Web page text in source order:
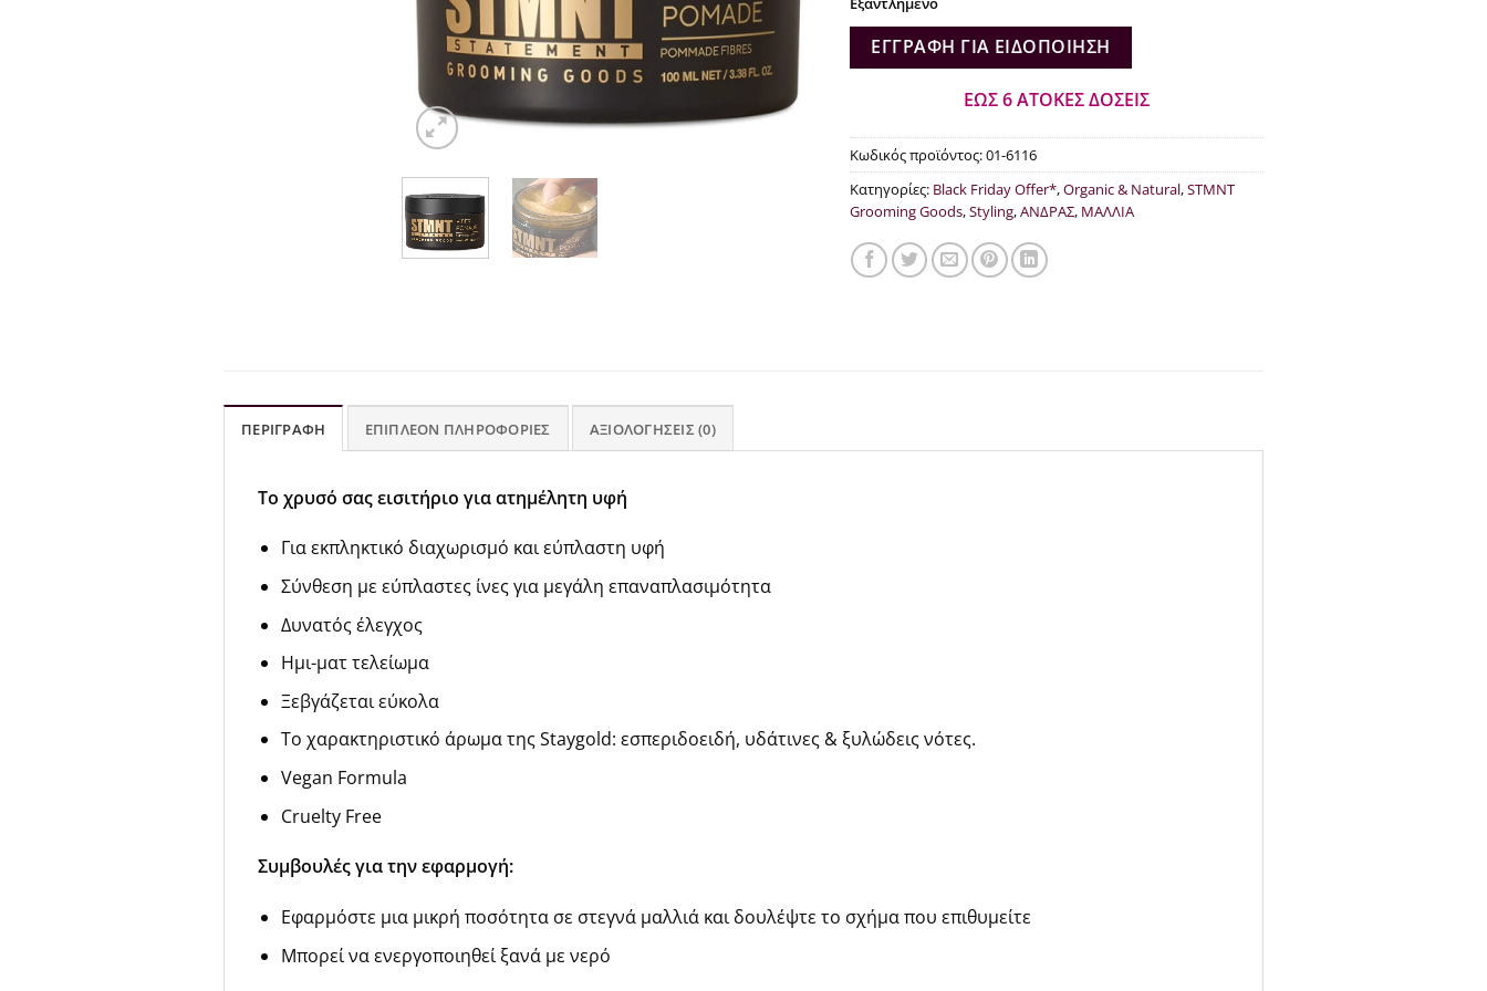
ΕΓΓΡΑΦΉ ΓΙΑ ΕΙΔΟΠΟΊΗΣΗ
ΕΩΣ 6 ΑΤΟΚΕΣ ΔΟΣΕΙΣ
Κωδικός προϊόντος:01-6116
Κατηγορίες: Black Friday Offer*,Organic & Natural,STMNT
Grooming Goods,Styling,ΑΝΔΡΑΣ, ΜΑΛΛΙΑ
ΠΕΡΙΓΡΑΦΉ ΕΠΙΠΛΈΟΝ ΠΛΗΡΟΦΟΡΊΕΣ ΑΞΙΟΛΟΓΉΣΕΙΣ (0)
Το χρυσό σας εισιτήριο για ατημέλητη υφή
Για εκπληκτικό διαχωρισμό και εύπλαστη υφή
Σύνθεση με εύπλαστες ίνες για μεγάλη επαναπλασιμότητα
Δυνατός έλεγχος
Ημι-ματ τελείωμα
Ξεβγάζεται εύκολα
Το χαρακτηριστικό άρωμα της Staygold: εσπεριδοειδή, υδάτινες & ξυλώδεις νότες.
Vegan Formula
Cruelty Free
Συμβουλές για την εφαρμογή:
Εφαρμόστε μια μικρή ποσότητα σε στεγνά μαλλιά και δουλέψτε το σχήμα που επιθυμείτε
Μπορεί να ενεργοποιηθεί ξανά με νερό